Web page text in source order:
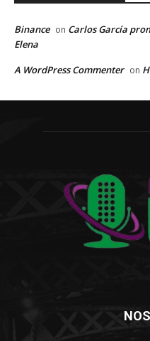
Binance on Carlos García
Elena
A WordPress Commenter on